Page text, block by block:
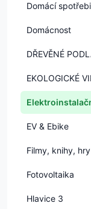
Domácí
Domácnost
DŘEVĚNÉ
EKOLOGICKÉ
EV & Ebike
Filmy, knihy, hry
Fotovoltaika
Hlavice 3